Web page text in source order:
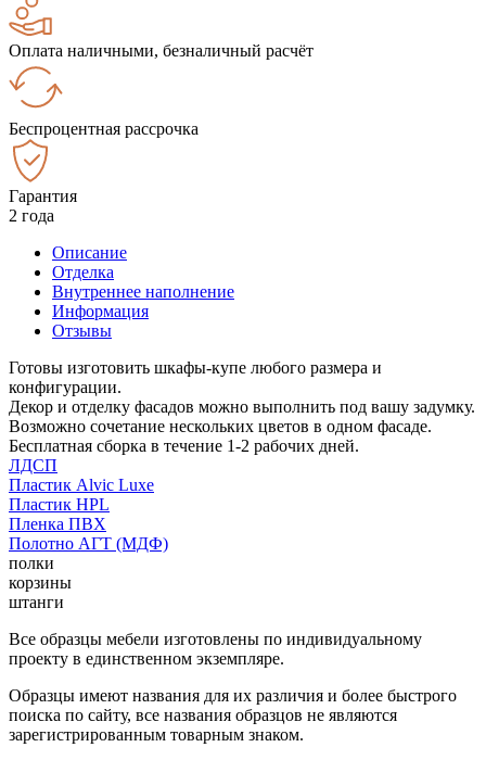
Оплата наличными, безналичный расчёт
Беспроцентная рассрочка
Гарантия
2 года
Описание
Отделка
Внутреннее наполнение
Информация
Отзывы
Готовы изготовить шкафы-купе любого размера и
конфигурации.
Декор и отделку фасадов можно выполнить под вашу задумку.
Возможно сочетание нескольких цветов в одном фасаде.
Бесплатная сборка в течение 1-2 рабочих дней.
ЛДСП
Пластик Alvic Luxe
Пластик HPL
Пленка ПВХ
Полотно АГТ (МДФ)
полки
корзины
штанги
Все образцы мебели изготовлены по индивидуальному
проекту в единственном экземпляре.
Образцы имеют названия для их различия и более быстрого
поиска по сайту, все названия образцов не являются
зарегистрированным товарным знаком.